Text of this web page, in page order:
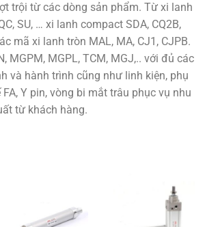
trội từ các dòng sản phẩm. Từ xi lanh
SU, … xi lanh compact SDA, CQ2B,
mã xi lanh tròn MAL, MA, CJ1, CJPB.
MGPM, MGPL, TCM, MGJ,.. với đủ các
và hành trình cũng như linh kiện, phụ
FA, Y pin, vòng bi mắt trâu phục vụ nhu
từ khách hàng.